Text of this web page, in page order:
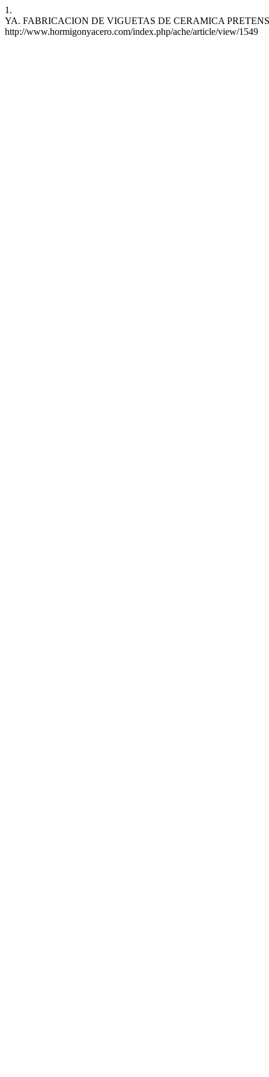
1.
YA. FABRICACION DE VIGUETAS DE CERAMICA
http://www.hormigonyacero.com/index.php/ache/article/view/1549